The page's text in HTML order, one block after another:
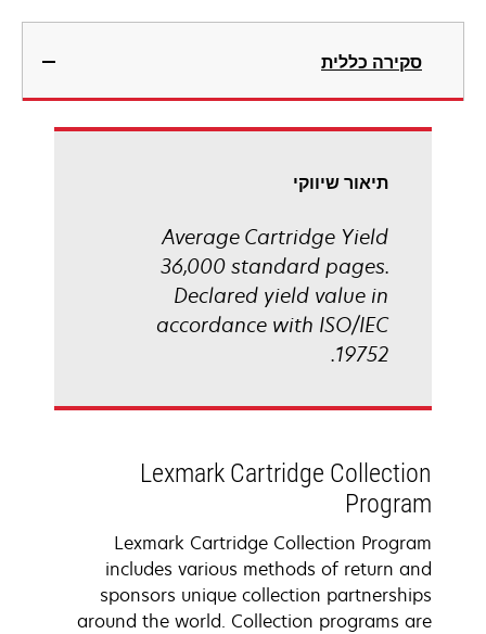
סקירה כללית
תיאור שיווקי
Average Cartridge Yield
36,000 standard pages.
Declared yield value in
accordance with ISO/IEC
19752.
Lexmark Cartridge Collection
Program
Lexmark Cartridge Collection Program
includes various methods of return and
sponsors unique collection partnerships
around the world. Collection programs are